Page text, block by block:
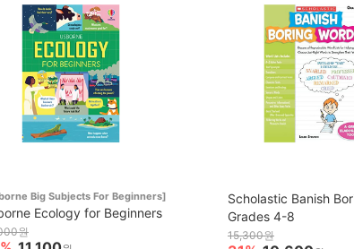
Big Subjects For Beginners]
Ecology for Beginners
원
Scholastic Banish
Grades 4-8
15,300원